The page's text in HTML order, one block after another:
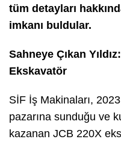
tüm detayları
imkanı buldular.
Sahneye Çıkan
Ekskavatör
SİF İş Makinaları,
pazarına sunduğu ve
kazanan JCB 220X